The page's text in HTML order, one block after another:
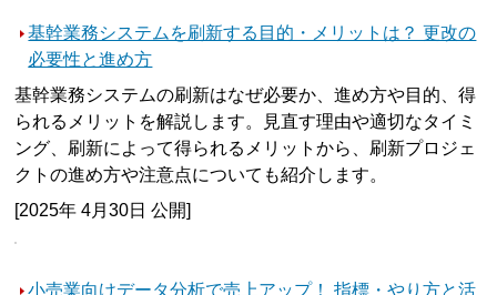
基幹業務システムを刷新する目的・メリットは？ 更改の
必要性と進め方
基幹業務システムの刷新はなぜ必要か、進め方や目的、得
られるメリットを解説します。見直す理由や適切なタイミ
ング、刷新によって得られるメリットから、刷新プロジェ
クトの進め方や注意点についても紹介します。
[2025年 4月30日 公開]
小売業向けデータ分析で売上アップ！ 指標・やり方と活